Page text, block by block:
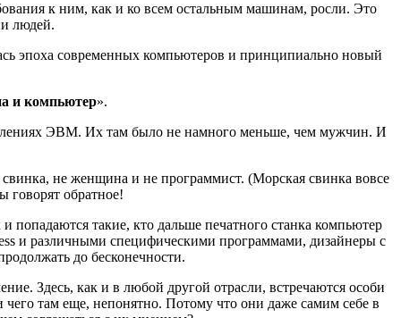
к ним, как и ко всем остальным машинам, росли. Это
людей.
эпоха современных компьютеров и принципиально новый
и компьютер».
ЭВМ. Их там было не намного меньше, чем мужчин. И
не женщина и не программист. (Морская свинка вовсе
говорят обратное!
такие, кто дальше печатного станка компьютер
и различными специфическими программами, дизайнеры с
до бесконечности.
Здесь, как и в любой другой отрасли, встречаются особи
там еще, непонятно. Потому что они даже самим себе в